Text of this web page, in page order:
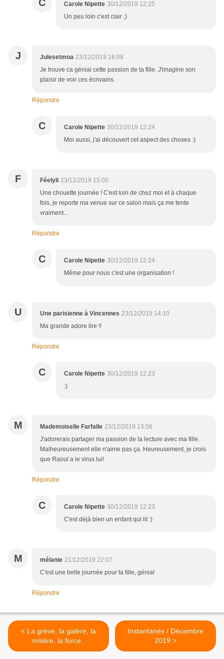
C Carole Nipette 30/12/2019 12:25
Un peu loin c'est clair ;)
J Julesetmoa 23/12/2019 16:08
Je trouve ca génial cette passion de ta fille. J'imagine son
plaisir de voir ces écrivains.
Répondre
C Carole Nipette 30/12/2019 12:24
Moi aussi, j'ai découvert cet aspect des choses :)
F Féelyli 23/12/2019 15:05
Une chouette journée ! C'est loin de chez moi et à chaque
fois, je reporte ma venue sur ce salon mais ça me tente
vraiment...
Répondre
C Carole Nipette 30/12/2019 12:24
Même pour nous c'est une organisation !
U Une parisienne à Vincennes 23/12/2019 14:10
Ma grande adore lire !!
Répondre
C Carole Nipette 30/12/2019 12:23
:)
M Mademoiselle Farfalle 23/12/2019 13:56
J'adorerais partager ma passion de la lecture avec ma fille.
Malheureusement elle n'aime pas ça. Heureusement, je crois
que Raoul a le virus lui!
Répondre
C Carole Nipette 30/12/2019 12:23
C'est déjà bien un enfant qui lit :)
M mélanie 21/12/2019 22:07
C'est une belle journée pour ta fille, génial
Répondre
< La grève, la galère, la
misère, la force..
Instantanés / Décembre
2019 >